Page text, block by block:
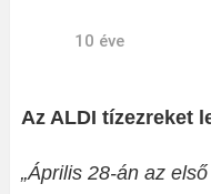
10 éve
Az ALDI tízezreket
„Április 28-án az